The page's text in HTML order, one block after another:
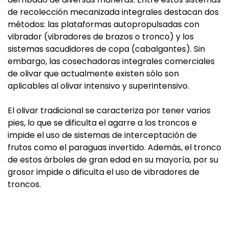
de recolección mecanizada integrales destacan dos
métodos: las plataformas autopropulsadas con
vibrador (vibradores de brazos o tronco) y los
sistemas sacudidores de copa (cabalgantes). Sin
embargo, las cosechadoras integrales comerciales
de olivar que actualmente existen sólo son
aplicables al olivar intensivo y superintensivo.
El olivar tradicional se caracteriza por tener varios
pies, lo que se dificulta el agarre a los troncos e
impide el uso de sistemas de interceptación de
frutos como el paraguas invertido. Además, el tronco
de estos árboles de gran edad en su mayoría, por su
grosor impide o dificulta el uso de vibradores de
troncos.